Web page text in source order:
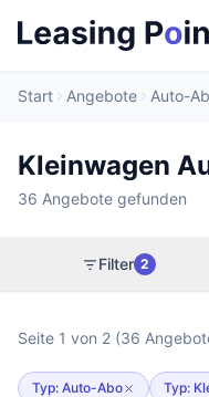
Start Angebote Auto-
Kleinwagen
36 Angebote gefunden
Filter 2
Seite 1 von 2 (36
Typ: Auto-Abo Typ: